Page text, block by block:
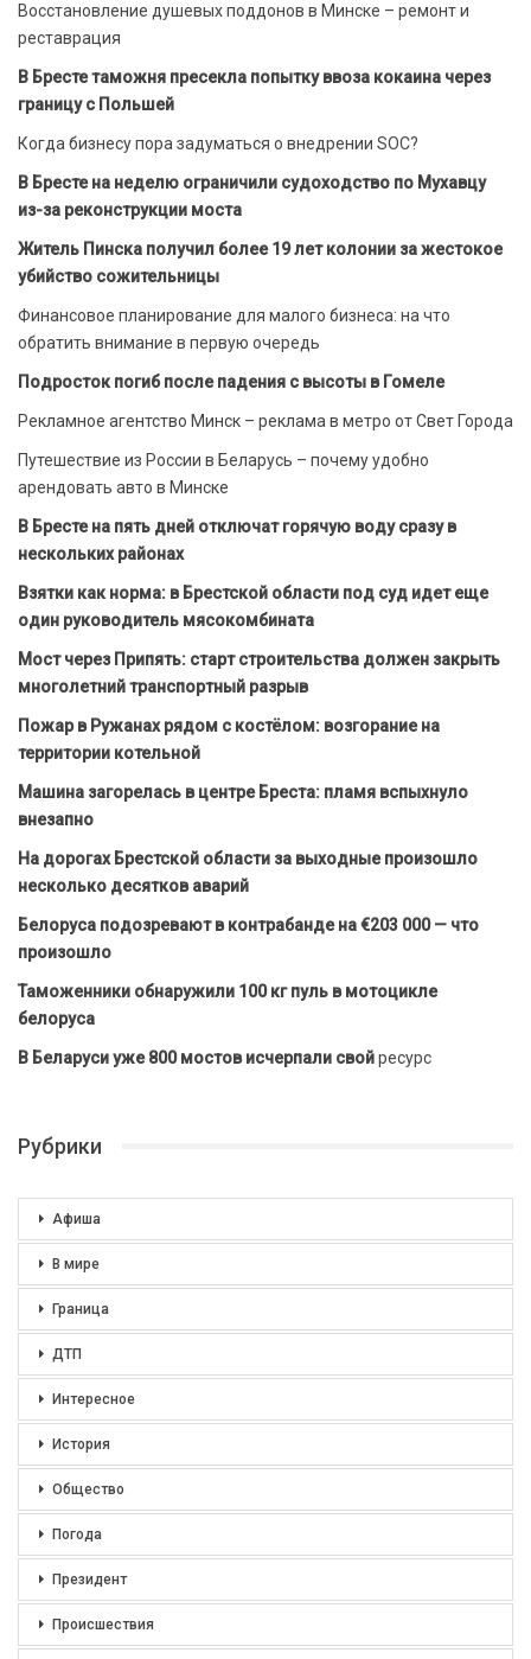
Восстановление душевых поддонов в Минске – ремонт и
реставрация
В Бресте таможня пресекла попытку ввоза кокаина через
границу с Польшей
Когда бизнесу пора задуматься о внедрении SOC?
В Бресте на неделю ограничили судоходство по Мухавцу
из-за реконструкции моста
Житель Пинска получил более 19 лет колонии за жестокое
убийство сожительницы
Финансовое планирование для малого бизнеса: на что
обратить внимание в первую очередь
Подросток погиб после падения с высоты в Гомеле
Рекламное агентство Минск – реклама в метро от Свет Города
Путешествие из России в Беларусь – почему удобно
арендовать авто в Минске
В Бресте на пять дней отключат горячую воду сразу в
нескольких районах
Взятки как норма: в Брестской области под суд идет еще
один руководитель мясокомбината
Мост через Припять: старт строительства должен закрыть
многолетний транспортный разрыв
Пожар в Ружанах рядом с костёлом: возгорание на
территории котельной
Машина загорелась в центре Бреста: пламя вспыхнуло
внезапно
На дорогах Брестской области за выходные произошло
несколько десятков аварий
Белоруса подозревают в контрабанде на €203 000 — что
произошло
Таможенники обнаружили 100 кг пуль в мотоцикле
белоруса
В Беларуси уже 800 мостов исчерпали свойресурс
Рубрики
Афиша
В мире
Граница
ДТП
Интересное
История
Общество
Погода
Президент
Происшествия